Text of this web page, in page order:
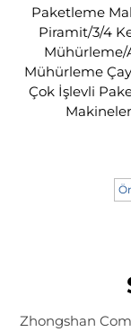
Paketleme
Piramit/3/4
Mühürleme/
Mühürleme
Çok İşlevli
Zhongshan